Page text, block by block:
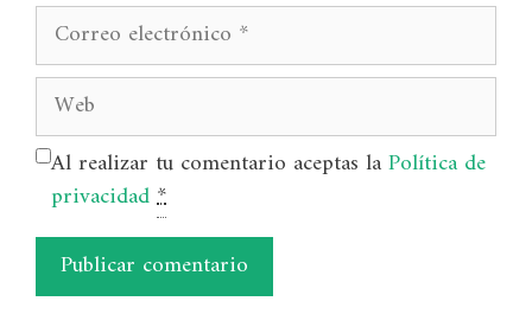
Correo
electrónico
Web
Al realizar tu comentario aceptas laPolítica de
privacidad*